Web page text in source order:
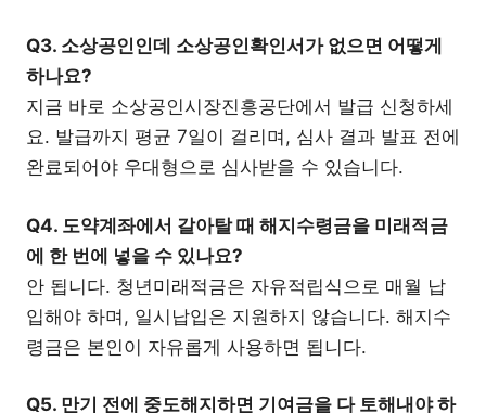
Q3. 소상공인인데 소상공인확인서가 없으면 어떻게
하나요?
지금 바로 소상공인시장진흥공단에서 발급 신청하세
요. 발급까지 평균 7일이 걸리며, 심사 결과 발표 전에
완료되어야 우대형으로 심사받을 수 있습니다.
Q4. 도약계좌에서 갈아탈 때 해지수령금을 미래적금
에 한 번에 넣을 수 있나요?
안 됩니다. 청년미래적금은 자유적립식으로 매월 납
입해야 하며, 일시납입은 지원하지 않습니다. 해지수
령금은 본인이 자유롭게 사용하면 됩니다.
Q5. 만기 전에 중도해지하면 기여금을 다 토해내야 하